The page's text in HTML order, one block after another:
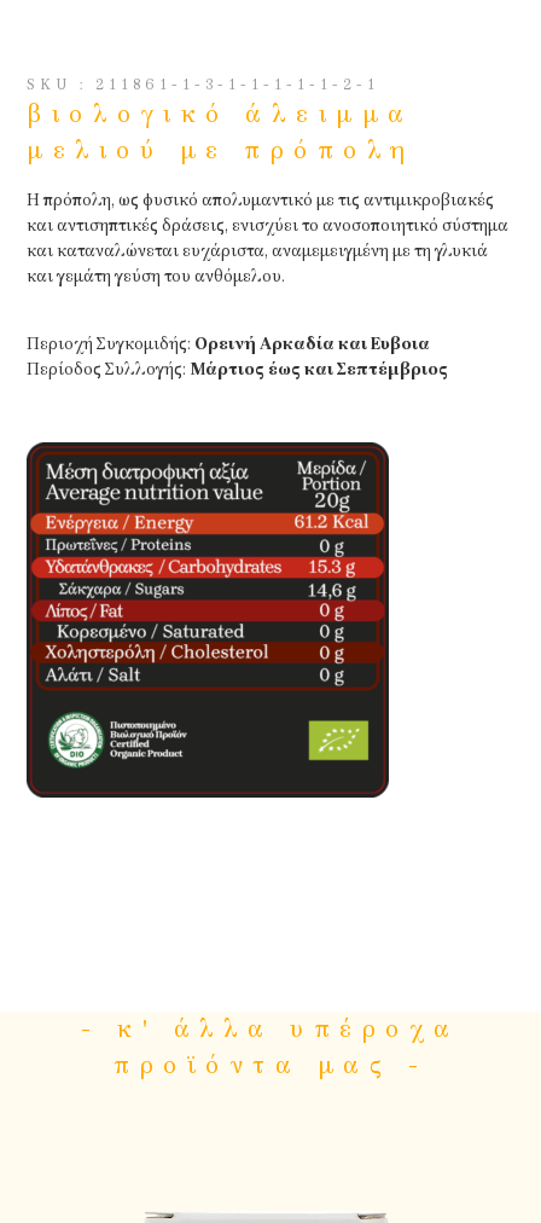
SKU : 211861-1-3-1-1-1-1-1-2-1
βιολογικό άλειμμα
μελιού με πρόπολη
Η πρόπολη, ως φυσικό απολυμαντικό με τις αντιμικροβιακές
και αντισηπτικές δράσεις, ενισχύει το ανοσοποιητικό σύστημα
και καταναλώνεται ευχάριστα, αναμεμειγμένη με τη γλυκιά
και γεμάτη γεύση του ανθόμελου.
Περιοχή Συγκομιδής: Ορεινή Αρκαδία και Ευβοια
Περίοδος Συλλογής: Μάρτιoς έως και Σεπτέµβριος
- κ' άλλα υπέροχα
προϊόντα μας -